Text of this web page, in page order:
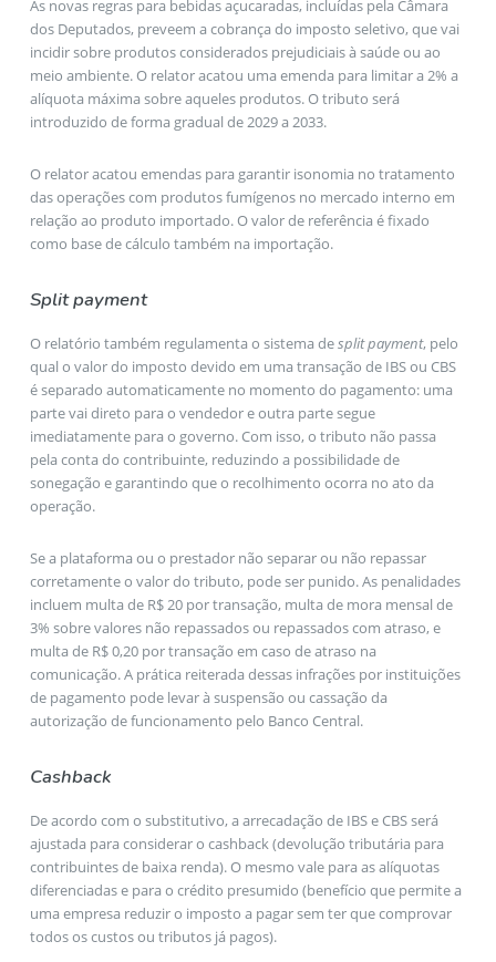
As novas regras para bebidas açucaradas, incluídas pela Câmara
dos Deputados, preveem a cobrança do imposto seletivo, que vai
incidir sobre produtos considerados prejudiciais à saúde ou ao
meio ambiente. O relator acatou uma emenda para limitar a 2% a
alíquota máxima sobre aqueles produtos. O tributo será
introduzido de forma gradual de 2029 a 2033.
O relator acatou emendas para garantir isonomia no tratamento
das operações com produtos fumígenos no mercado interno em
relação ao produto importado. O valor de referência é fixado
como base de cálculo também na importação.
Split payment
O relatório também regulamenta o sistema desplit payment, pelo
qual o valor do imposto devido em uma transação de IBS ou CBS
é separado automaticamente no momento do pagamento: uma
parte vai direto para o vendedor e outra parte segue
imediatamente para o governo. Com isso, o tributo não passa
pela conta do contribuinte, reduzindo a possibilidade de
sonegação e garantindo que o recolhimento ocorra no ato da
operação.
Se a plataforma ou o prestador não separar ou não repassar
corretamente o valor do tributo, pode ser punido. As penalidades
incluem multa de R$ 20 por transação, multa de mora mensal de
3% sobre valores não repassados ou repassados com atraso, e
multa de R$ 0,20 por transação em caso de atraso na
comunicação. A prática reiterada dessas infrações por instituições
de pagamento pode levar à suspensão ou cassação da
autorização de funcionamento pelo Banco Central.
Cashback
De acordo com o substitutivo, a arrecadação de IBS e CBS será
ajustada para considerar o cashback (devolução tributária para
contribuintes de baixa renda). O mesmo vale para as alíquotas
diferenciadas e para o crédito presumido (benefício que permite a
uma empresa reduzir o imposto a pagar sem ter que comprovar
todos os custos ou tributos já pagos).